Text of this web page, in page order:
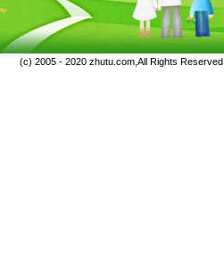
(c) 2005 - 2020 zhutu.com,All Rights Reserved